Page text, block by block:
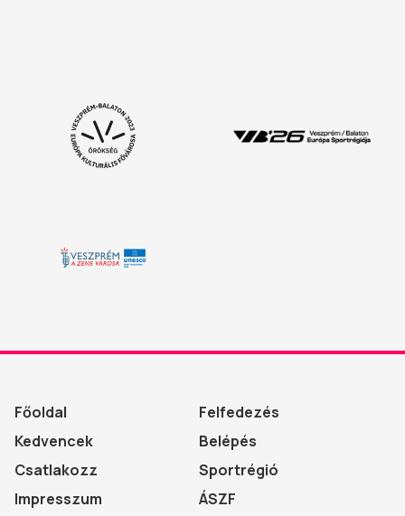
Főoldal
Felfedezés
Kedvencek
Belépés
Csatlakozz
Sportrégió
Impresszum
ÁSZF